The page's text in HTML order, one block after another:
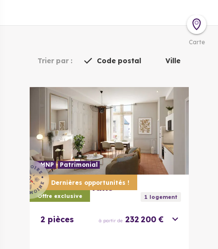
Carte
Trier par : Code postal Ville
Dernières opportunités !
Offre exclusive
LMNP Patrimonial
72000 Le Mans
Le 70 1logement
2 pièces à partir de 232 200 €